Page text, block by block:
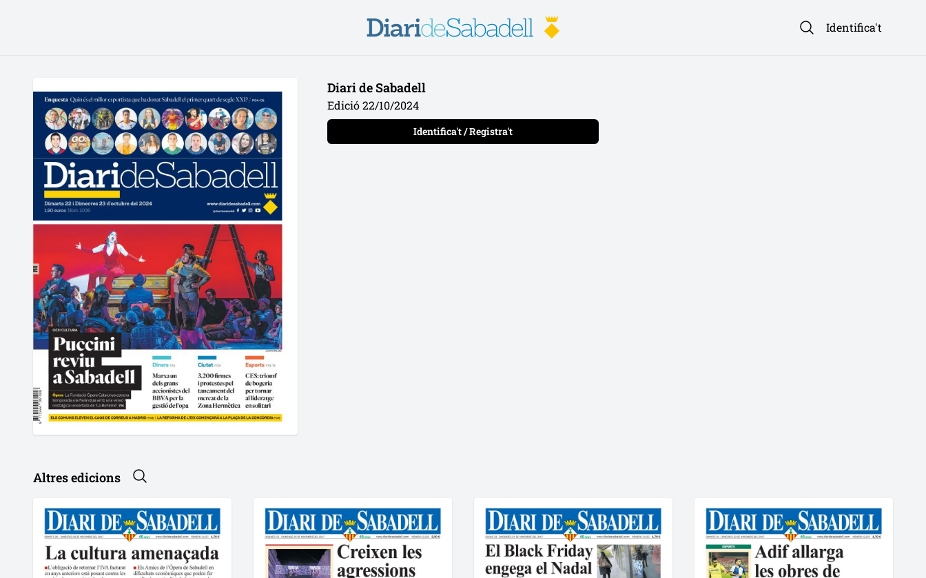
Identifica't
Diari de Sabadell
Edició 22/10/2024
Identifica't / Registra't
Altres edicions